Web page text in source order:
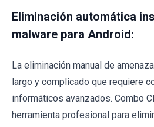
Eliminación automática
malware para Android:
La eliminación manual de
largo y complicado que requiere
informáticos avanzados. Combo
herramienta profesional para